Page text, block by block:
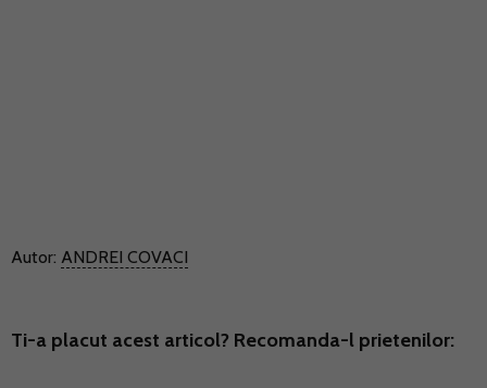
Autor: ANDREI COVACI
Ti-a placut acest articol? Recomanda-l prietenilor: